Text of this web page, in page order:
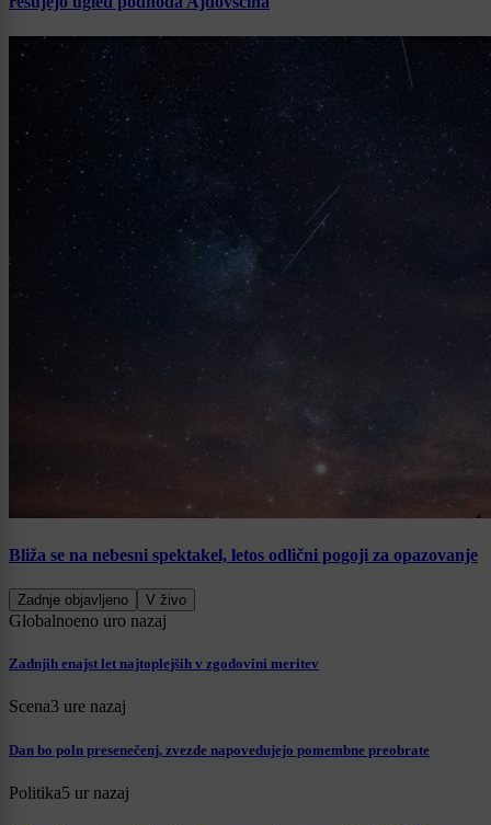
Bliža se na nebesni spektakel, letos odlični pogoji za opazovanje
Zadnje objavljeno V živo
Globalnoeno uro nazaj
Zadnjih enajst let najtoplejših v zgodovini meritev
Scena3 ure nazaj
Dan bo poln presenečenj, zvezde napovedujejo pomembne preobrate
Politika5 ur nazaj